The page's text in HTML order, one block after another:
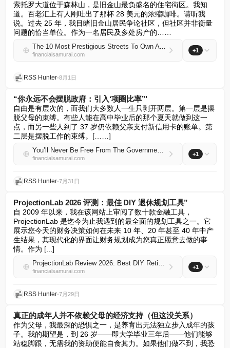
索托罗大道位于森林山，是旧金山最负盛名的住宅街区。我知
道。百老汇上有人刚吐出了那杯 28 美元的浓缩咖啡。请听我
说。过去 25 年，我目睹旧金山居民争论社区，但社区并非衡量
问题的恰当单位。作为一名居民及多处房产的……
The 10 Most Prestigious Streets To Own A Home In San Francisco, Ranked
financialsamurai.com
+1
RSS Hunter•8月1日
“你永远不会摆脱政府：引入‘项圈比率’"
自由是有层次的，而我们大多数人一生只剥开两层。第一层是摆
脱父母的束缚。有些人能在高中毕业后的那个夏天就做到这一
点，而另一些人到了 37 岁仍依赖父亲支付新信用卡的账单。第
二层是摆脱工作的束缚。[……]
You’ll Never Be Free From The Government: Introducing The Leash Ratio
financialsamurai.com
+1
RSS Hunter•7月31日
ProjectionLab 2026 评测：最佳 DIY 退休规划工具”
自 2009 年以来，我在该网站上审阅了数十款金融工具，
ProjectionLab 是迄今为止我遇到的最全面的规划工具之一。它
展示您今天的财务决策如何在未来 10 年、20 年甚至 40 年中产
生结果，其现代化的界面让财务规划成为您真正愿意去做的事
情。作为 [...]
ProjectionLab Review 2026: Best DIY Retirement Planning Tool
financialsamurai.com
+1
RSS Hunter•7月29日
真正的成年人并不依赖父母的经济支持（但这没关系）
作为父母，我最深的恐惧之一，是养育出无法独立步入成年的孩
子。我的期望是，到 26 岁——即大学毕业三年后——他们能够
站稳脚跟，无需我的资助便能自食其力。如果他们做不到，我恐